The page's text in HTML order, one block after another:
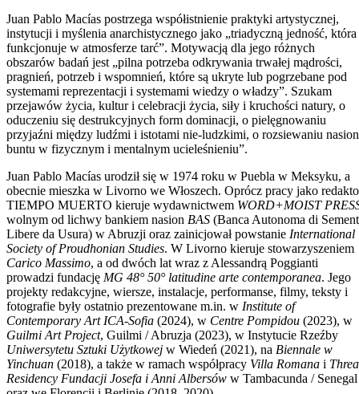
Juan Pablo Macías postrzega współistnienie praktyki artystycznej,
instytucji i myślenia anarchistycznego jako „triadyczną jedność, która
funkcjonuje w atmosferze tarć”. Motywacją dla jego różnych
obszarów badań jest „pilna potrzeba odkrywania trwałej mądrości,
pragnień, potrzeb i wspomnień, które są ukryte lub pogrzebane pod
systemami reprezentacji i systemami wiedzy o władzy”. Szukam
przejawów życia, kultur i celebracji życia, siły i kruchości natury, o
oduczeniu się destrukcyjnych form dominacji, o pielęgnowaniu
przyjaźni między ludźmi i istotami nie-ludzkimi, o rozsiewaniu nasion
buntu w fizycznym i mentalnym ucieleśnieniu”.
Juan Pablo Macías urodził się w 1974 roku w Puebla w Meksyku, a
obecnie mieszka w Livorno we Włoszech. Oprócz pracy jako
TIEMPO MUERTO kieruje wydawnictwem WORD+MOIST
wolnym od lichwy bankiem nasion BAS (Banca Autonoma di
Libere da Usura) w Abruzji oraz zainicjował powstanie International
Society of Proudhonian Studies. W Livorno kieruje stowarzyszeniem
Carico Massimo, a od dwóch lat wraz z Alessandrą Poggianti
prowadzi fundację MG 48° 50° latitudine arte contemporanea. Jego
projekty redakcyjne, wiersze, instalacje, performanse, filmy, teksty i
fotografie były ostatnio prezentowane m.in. w Institute of
Contemporary Art ICA-Sofia (2024), w Centre Pompidou (2023), w
Guilmi Art Project, Guilmi / Abruzja (2023), w Instytucie Rzeźby
Uniwersytetu Sztuki Użytkowej w Wiedeń (2021), na Biennale w
Yinchuan (2018), a także w ramach współpracy Villa Romana i
Residency Fundacji Josefa i Anni Albersów w Tambacunda / Senegal